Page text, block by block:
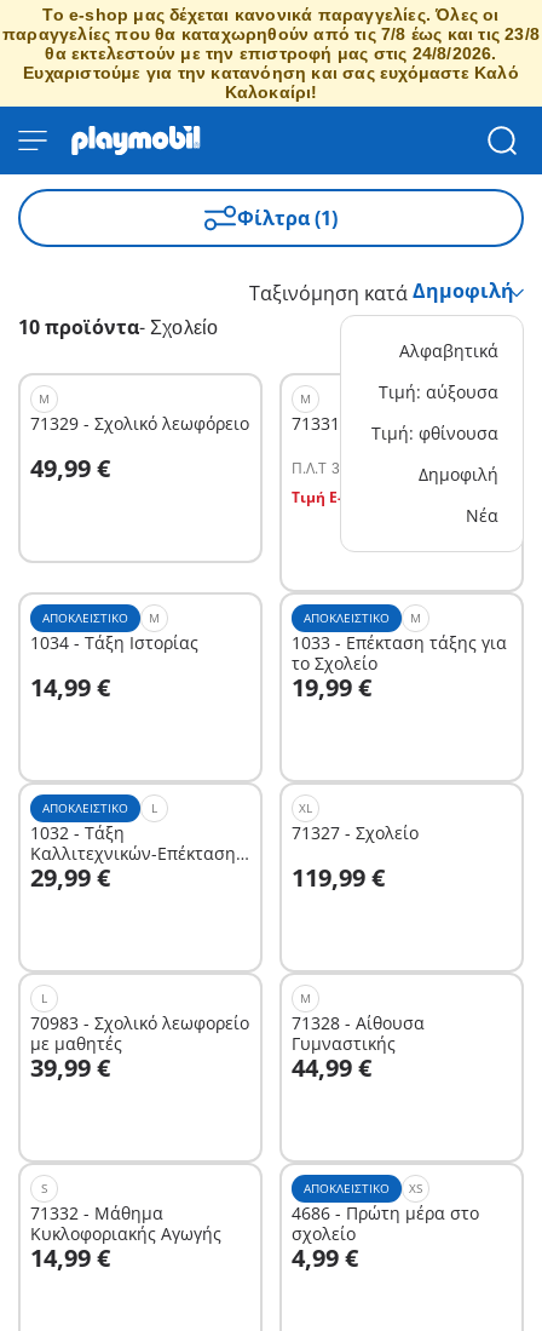
Το e-shop μας δέχεται κανονικά παραγγελίες. Όλες οι
παραγγελίες που θα καταχωρηθούν από τις 7/8 έως και τις 23/8
θα εκτελεστούν με την επιστροφή μας στις 24/8/2026.
Ευχαριστούμε για την κατανόηση και σας ευχόμαστε Καλό
Καλοκαίρι!
Φίλτρα (1)
10 προϊόντα- Σχολείο
Ταξινόμηση κατά
Αλφαβητικά
Τιμή: αύξουσα
Τιμή: φθίνουσα
Δημοφιλή
Νέα
M
71329 - Σχολικό λεωφόρειο
49,99 €
M
71331 - Τάξη Γεωγραφίας
Π.Λ.T 34,99 €
Τιμή E-shop
ΑΠΟΚΛΕΙΣΤΙΚΌ M
1034 - Τάξη Ιστορίας
14,99 €
ΑΠΟΚΛΕΙΣΤΙΚΌ M
1033 - Επέκταση τάξης για
το Σχολείο
19,99 €
Στο καλάθι
ΑΠΟΚΛΕΙΣΤΙΚΌ L
1032 - Τάξη
Καλλιτεχνικών-Επέκταση
για το Σχολείο
29,99 €
Στο καλάθι
XL
71327 - Σχολείο
119,99 €
L
70983 - Σχολικό λεωφορείο
με μαθητές
39,99 €
Στο καλάθι
M
71328 - Αίθουσα
Γυμναστικής
44,99 €
Στο καλάθι
S
71332 - Μάθημα
Κυκλοφοριακής Αγωγής
14,99 €
Στο καλάθι
ΑΠΟΚΛΕΙΣΤΙΚΌ XS
4686 - Πρώτη μέρα στο
σχολείο
4,99 €